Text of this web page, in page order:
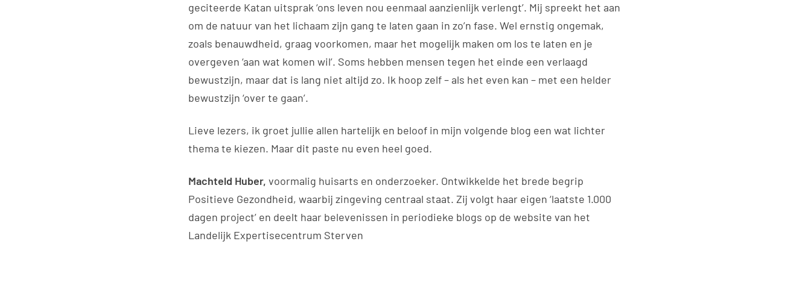
geciteerde Katan uitsprak ‘ons leven nou eenmaal aanzienlijk verlengt’. Mij spreekt het aan
om de natuur van het lichaam zijn gang te laten gaan in zo’n fase. Wel ernstig ongemak,
zoals benauwdheid, graag voorkomen, maar het mogelijk maken om los te laten en je
overgeven ‘aan wat komen wil’. Soms hebben mensen tegen het einde een verlaagd
bewustzijn, maar dat is lang niet altijd zo. Ik hoop zelf – als het even kan – met een helder
bewustzijn ‘over te gaan’.
Lieve lezers, ik groet jullie allen hartelijk en beloof in mijn volgende blog een wat lichter
thema te kiezen. Maar dit paste nu even heel goed.
Machteld Huber, voormalig huisarts en onderzoeker. Ontwikkelde het brede begrip
Positieve Gezondheid, waarbij zingeving centraal staat. Zij volgt haar eigen ‘laatste 1.000
dagen project’ en deelt haar belevenissen in periodieke blogs op de website van het
Landelijk Expertisecentrum Sterven